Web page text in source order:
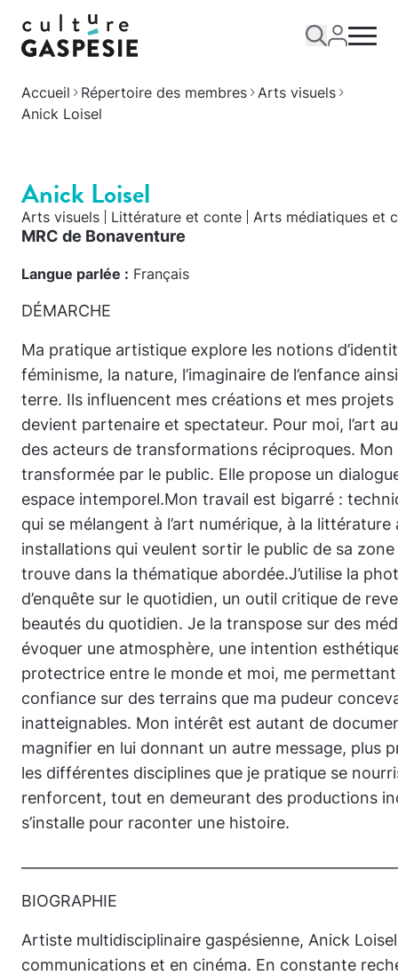
Accueil Répertoire des membres Arts visuels
Anick Loisel
Anick Loisel
Arts visuels Littérature et conte Arts médiatiques et
MRC de Bonaventure
Langue parlée : Français
DÉMARCHE
Ma pratique artistique explore les notions
féminisme, la nature, l’imaginaire de l’enfance
terre. Ils influencent mes créations et mes
devient partenaire et spectateur. Pour moi, l’art
des acteurs de transformations réciproques.
transformée par le public. Elle propose un
espace intemporel.Mon travail est bigarré :
qui se mélangent à l’art numérique, à la
installations qui veulent sortir le public de sa
trouve dans la thématique abordée.J’utilise la
d’enquête sur le quotidien, un outil critique de
beautés du quotidien. Je la transpose sur des
évoquer une atmosphère, une intention
protectrice entre le monde et moi, me
confiance sur des terrains que ma pudeur
inatteignables. Mon intérêt est autant de
magnifier en lui donnant un autre message, plus
les différentes disciplines que je pratique se
renforcent, tout en demeurant des productions
s’installe pour raconter une histoire.
BIOGRAPHIE
Artiste multidisciplinaire gaspésienne, Anick
communications et en cinéma. En constante